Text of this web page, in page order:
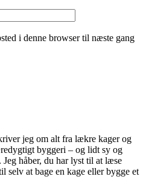
i denne browser til næste gang
jeg om alt fra lækre kager og
byggeri – og lidt sy og
håber, du har lyst til at læse
selv at bage en kage eller bygge et